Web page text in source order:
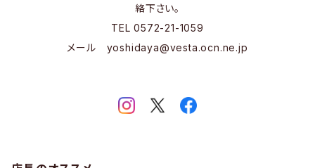
絡下さい。
TEL 0572-21-1059
メール yoshidaya@vesta.ocn.ne.jp